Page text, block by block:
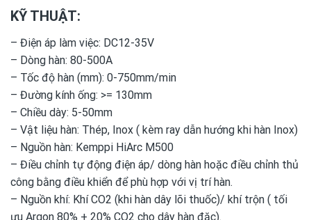
KỸ THUẬT:
– Điện áp làm việc: DC12-35V
– Dòng hàn: 80-500A
– Tốc độ hàn (mm): 0-750mm/min
– Đường kính ống: >= 130mm
– Chiều dày: 5-50mm
– Vật liệu hàn: Thép, Inox ( kèm ray dẫn hướng khi hàn Inox)
– Nguồn hàn: Kemppi HiArc M500
– Điều chỉnh tự động điện áp/ dòng hàn hoặc điều chỉnh thủ
công bằng điều khiển để phù hợp với vị trí hàn.
– Nguồn khí: Khí CO2 (khi hàn dây lõi thuốc)/ khí trộn ( tối
ưu Argon 80% + 20% CO2 cho dây hàn đặc).